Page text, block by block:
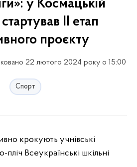
у Космацькій
ІІ етап
проєкту
22 лютого 2024 року о 15:00
Спорт
пліч Всеукраїнські шкільні